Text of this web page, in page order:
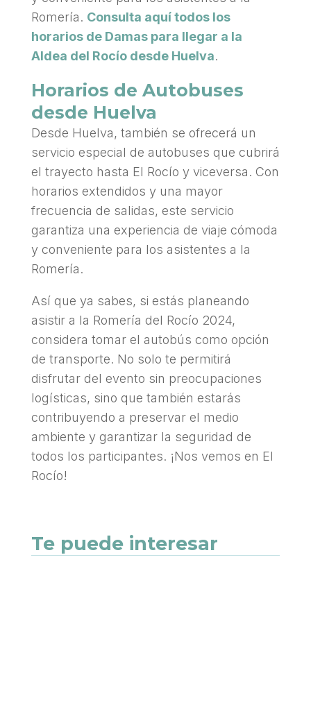
Romería. Consulta aquí todos los
horarios de Damas para llegar a la
Aldea del Rocío desde Huelva.
Horarios de Autobuses
desde Huelva
Desde Huelva, también se ofrecerá un
servicio especial de autobuses que cubrirá
el trayecto hasta El Rocío y viceversa. Con
horarios extendidos y una mayor
frecuencia de salidas, este servicio
garantiza una experiencia de viaje cómoda
y conveniente para los asistentes a la
Romería.
Así que ya sabes, si estás planeando
asistir a la Romería del Rocío 2024,
considera tomar el autobús como opción
de transporte. No solo te permitirá
disfrutar del evento sin preocupaciones
logísticas, sino que también estarás
contribuyendo a preservar el medio
ambiente y garantizar la seguridad de
todos los participantes. ¡Nos vemos en El
Rocío!
Te puede interesar